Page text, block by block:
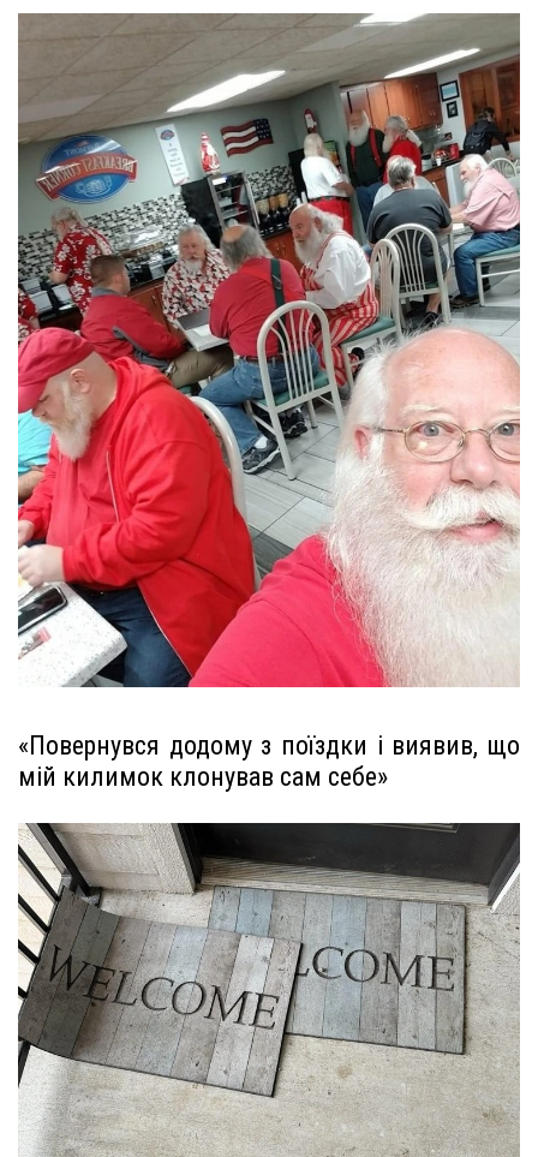
«Повернувся додому з поїздки і виявив, що
мій килимок клонував сам себе»